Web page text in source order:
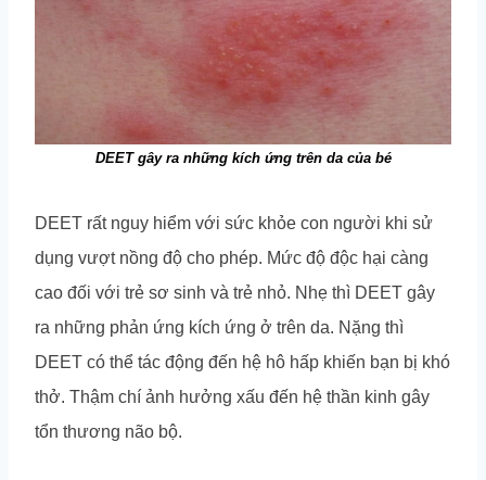
DEET gây ra những kích ứng trên da của bé
DEET rất nguy hiểm với sức khỏe con người khi sử
dụng vượt nồng độ cho phép. Mức độ độc hại càng
cao đối với trẻ sơ sinh và trẻ nhỏ. Nhẹ thì DEET gây
ra những phản ứng kích ứng ở trên da. Nặng thì
DEET có thể tác động đến hệ hô hấp khiến bạn bị khó
thở. Thậm chí ảnh hưởng xấu đến hệ thần kinh gây
tổn thương não bộ.